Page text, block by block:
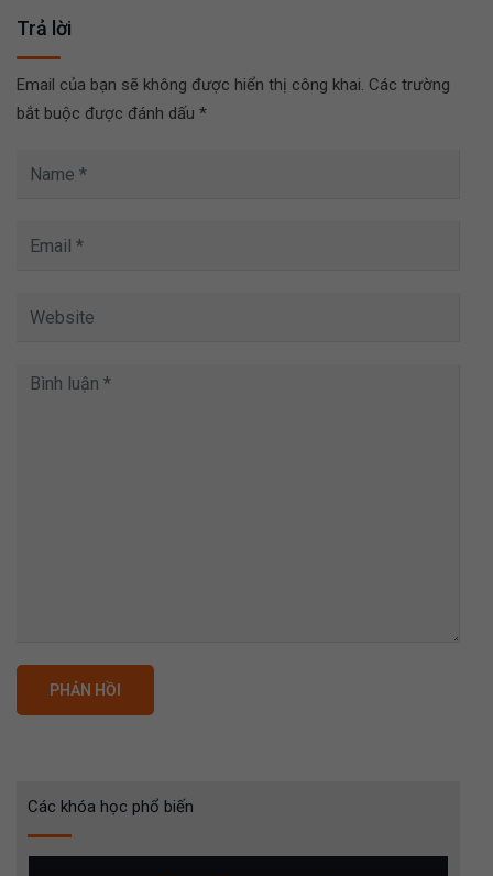
Trả lời
Email của bạn sẽ không được hiển thị công khai. Các trường
bắt buộc được đánh dấu *
Các khóa học phổ biến